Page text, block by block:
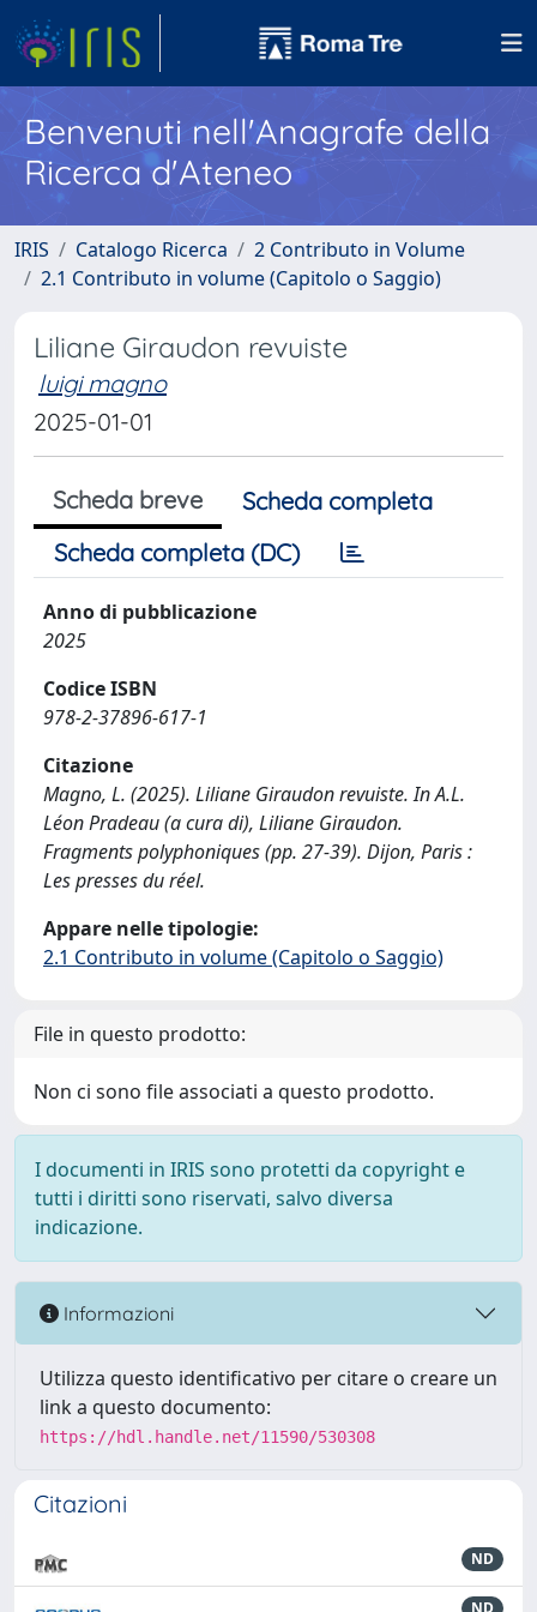
Benvenuti nell'Anagrafe della
Ricerca d'Ateneo
IRIS Catalogo Ricerca
2 Contributo in Volume
2.1 Contributo in volume (Capitolo o Saggio)
Liliane Giraudon revuiste
luigi magno
2025-01-01
Scheda breve
Scheda completa
Scheda completa (DC)
Anno di pubblicazione
2025
Codice ISBN
978-2-37896-617-1
Citazione
Magno, L. (2025). Liliane Giraudon revuiste. In A.L.
Léon Pradeau (a cura di), Liliane Giraudon.
Fragments polyphoniques (pp. 27-39). Dijon, Paris :
Les presses du réel.
Appare nelle tipologie:
2.1 Contributo in volume (Capitolo o Saggio)
File in questo prodotto:
Non ci sono file associati a questo prodotto.
I documenti in IRIS sono protetti da copyright e
tutti i diritti sono riservati, salvo diversa
indicazione.
Informazioni
Utilizza questo identificativo per citare o creare un
link a questo documento:
https://hdl.handle.net/11590/530308
Citazioni
ND